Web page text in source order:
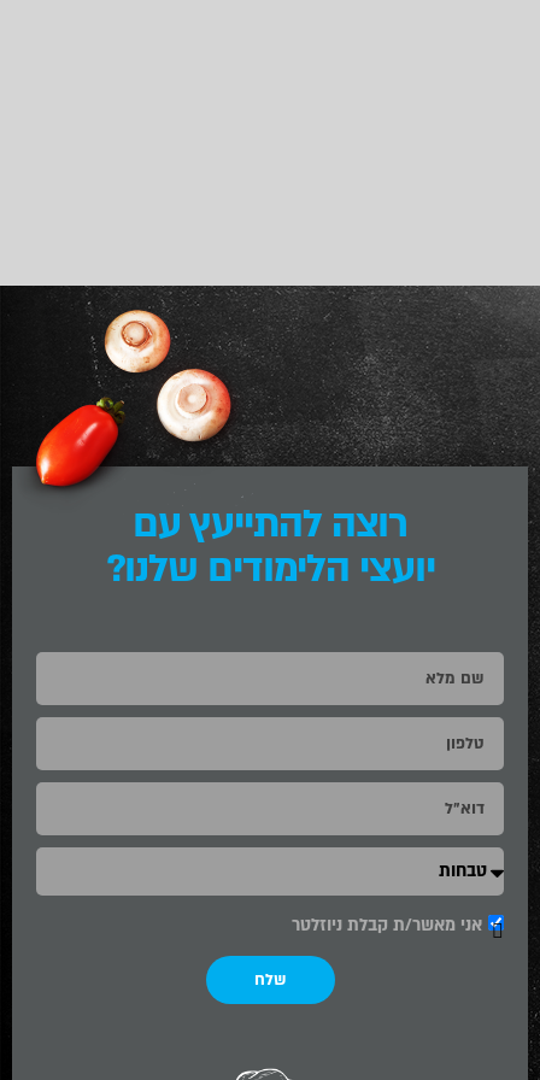
רוצה להתייעץ עם
יועצי הלימודים שלנו?
אני מאשר/ת קבלת ניוזלטר
שלח